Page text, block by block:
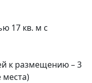
17 кв. м с
к размещению – 3
места)